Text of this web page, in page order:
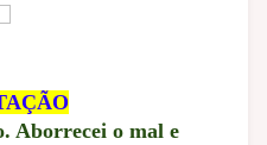
Aborrecei o mal e